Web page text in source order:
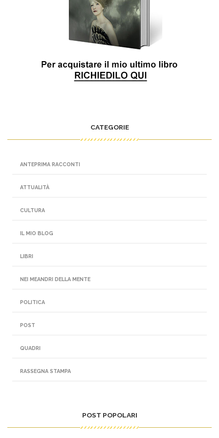
CATEGORIE
ANTEPRIMA RACCONTI
ATTUALITÀ
CULTURA
IL MIO BLOG
LIBRI
NEI MEANDRI DELLA MENTE
POLITICA
POST
QUADRI
RASSEGNA STAMPA
POST POPOLARI